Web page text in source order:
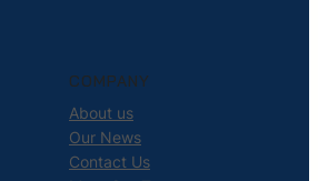
COMPANY
About us
Our News
Contact Us